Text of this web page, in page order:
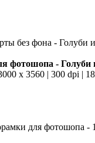
фотошопа - Голуби
х 3560 | 300 dpi |
для фотошопа -